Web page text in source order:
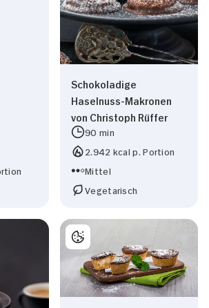
Alle zulassen
Schokoladige
Haselnuss-Makronen
von Christoph Rüffer
90 min
2.942 kcal p. Portion
Mittel
Vegetarisch